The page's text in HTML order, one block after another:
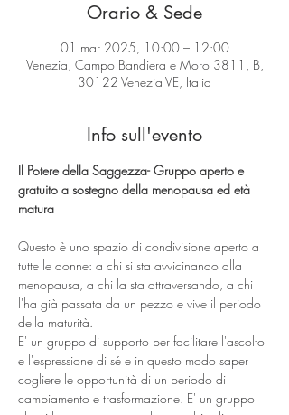
Orario & Sede
01 mar 2025, 10:00 – 12:00
Venezia, Campo Bandiera e Moro 3811, B,
30122 Venezia VE, Italia
Info sull'evento
Il Potere della Saggezza- Gruppo aperto e
gratuito a sostegno della menopausa ed età
matura
Questo è uno spazio di condivisione aperto a
tutte le donne: a chi si sta avvicinando alla
menopausa, a chi la sta attraversando, a chi
l'ha già passata da un pezzo e vive il periodo
della maturità.
E' un gruppo di supporto per facilitare l'ascolto
e l'espressione di sé e in questo modo saper
cogliere le opportunità di un periodo di
cambiamento e trasformazione. E' un gruppo